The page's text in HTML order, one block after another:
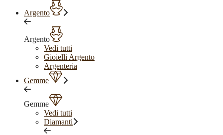
Argento
Argento
Vedi tutti
Gioielli Argento
Argenteria
Gemme
Gemme
Vedi tutti
Diamanti